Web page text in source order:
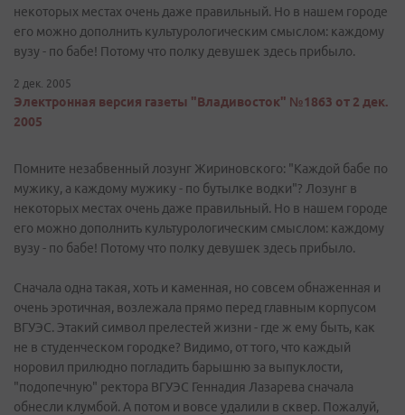
некоторых местах очень даже правильный. Но в нашем городе
его можно дополнить культурологическим смыслом: каждому
вузу - по бабе! Потому что полку девушек здесь прибыло.
2 дек. 2005
Электронная версия газеты "Владивосток" №1863 от 2 дек.
2005
Помните незабвенный лозунг Жириновского: "Каждой бабе по
мужику, а каждому мужику - по бутылке водки"? Лозунг в
некоторых местах очень даже правильный. Но в нашем городе
его можно дополнить культурологическим смыслом: каждому
вузу - по бабе! Потому что полку девушек здесь прибыло.
Сначала одна такая, хоть и каменная, но совсем обнаженная и
очень эротичная, возлежала прямо перед главным корпусом
ВГУЭС. Этакий символ прелестей жизни - где ж ему быть, как
не в студенческом городке? Видимо, от того, что каждый
норовил прилюдно погладить барышню за выпуклости,
"подопечную" ректора ВГУЭС Геннадия Лазарева сначала
обнесли клумбой. А потом и вовсе удалили в сквер. Пожалуй,